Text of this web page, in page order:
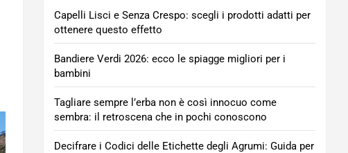
Capelli Lisci e Senza Crespo: scegli i prodotti adatti per
ottenere questo effetto
Bandiere Verdi 2026: ecco le spiagge migliori per i
bambini
Tagliare sempre l’erba non è così innocuo come
sembra: il retroscena che in pochi conoscono
Decifrare i Codici delle Etichette degli Agrumi: Guida per